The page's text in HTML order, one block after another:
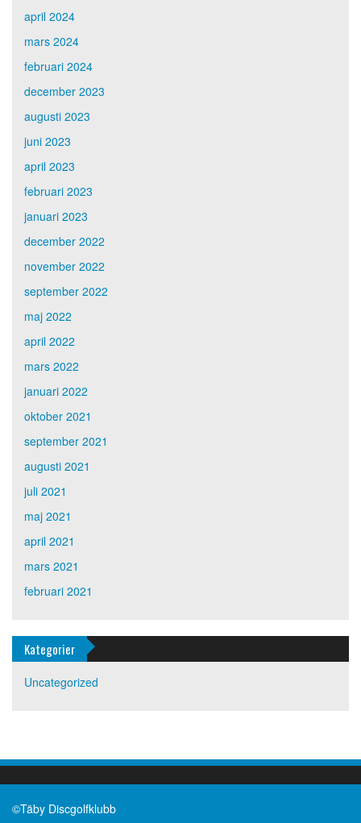
april 2024
mars 2024
februari 2024
december 2023
augusti 2023
juni 2023
april 2023
februari 2023
januari 2023
december 2022
november 2022
september 2022
maj 2022
april 2022
mars 2022
januari 2022
oktober 2021
september 2021
augusti 2021
juli 2021
maj 2021
april 2021
mars 2021
februari 2021
Kategorier
Uncategorized
©Täby Discgolfklubb